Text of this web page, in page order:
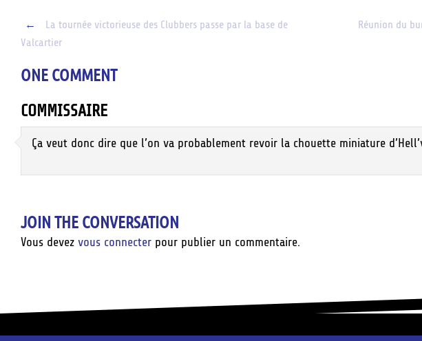
Post
←
La tournée victorieuse des Clubbers passe par la base de
Valcartier
Réunion du
ONE COMMENT
COMMISSAIRE
Ça veut donc dire que l’on va probablement revoir la chouette miniature
JOIN THE CONVERSATION
Vous devez vous connecter pour publier un commentaire.